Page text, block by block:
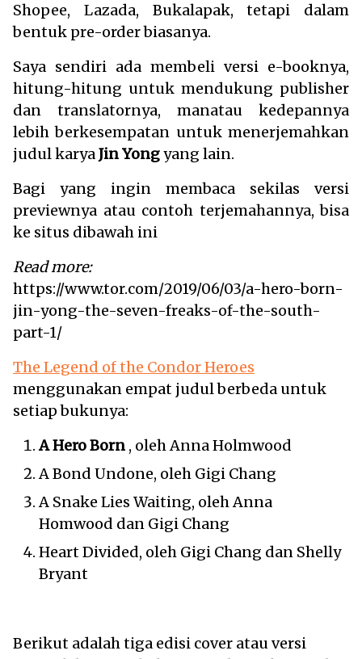
Shopee, Lazada, Bukalapak, tetapi dalam
bentuk pre-order biasanya.
Saya sendiri ada membeli versi e-booknya,
hitung-hitung untuk mendukung publisher
dan translatornya, manatau kedepannya
lebih berkesempatan untuk menerjemahkan
judul karyaJin Yongyang lain.
Bagi yang ingin membaca sekilas versi
previewnya atau contoh terjemahannya, bisa
ke situs dibawah ini
Read more:
https://www.tor.com/2019/06/03/a-hero-born-
jin-yong-the-seven-freaks-of-the-south-
part-1/
The Legend of the Condor Heroes
menggunakan empat judul berbeda untuk
setiap bukunya:
A Hero Born , oleh Anna Holmwood
A Bond Undone, oleh Gigi Chang
A Snake Lies Waiting, oleh Anna
Homwood dan Gigi Chang
Heart Divided, oleh Gigi Chang dan Shelly
Bryant
Berikut adalah tiga edisi cover atau versi